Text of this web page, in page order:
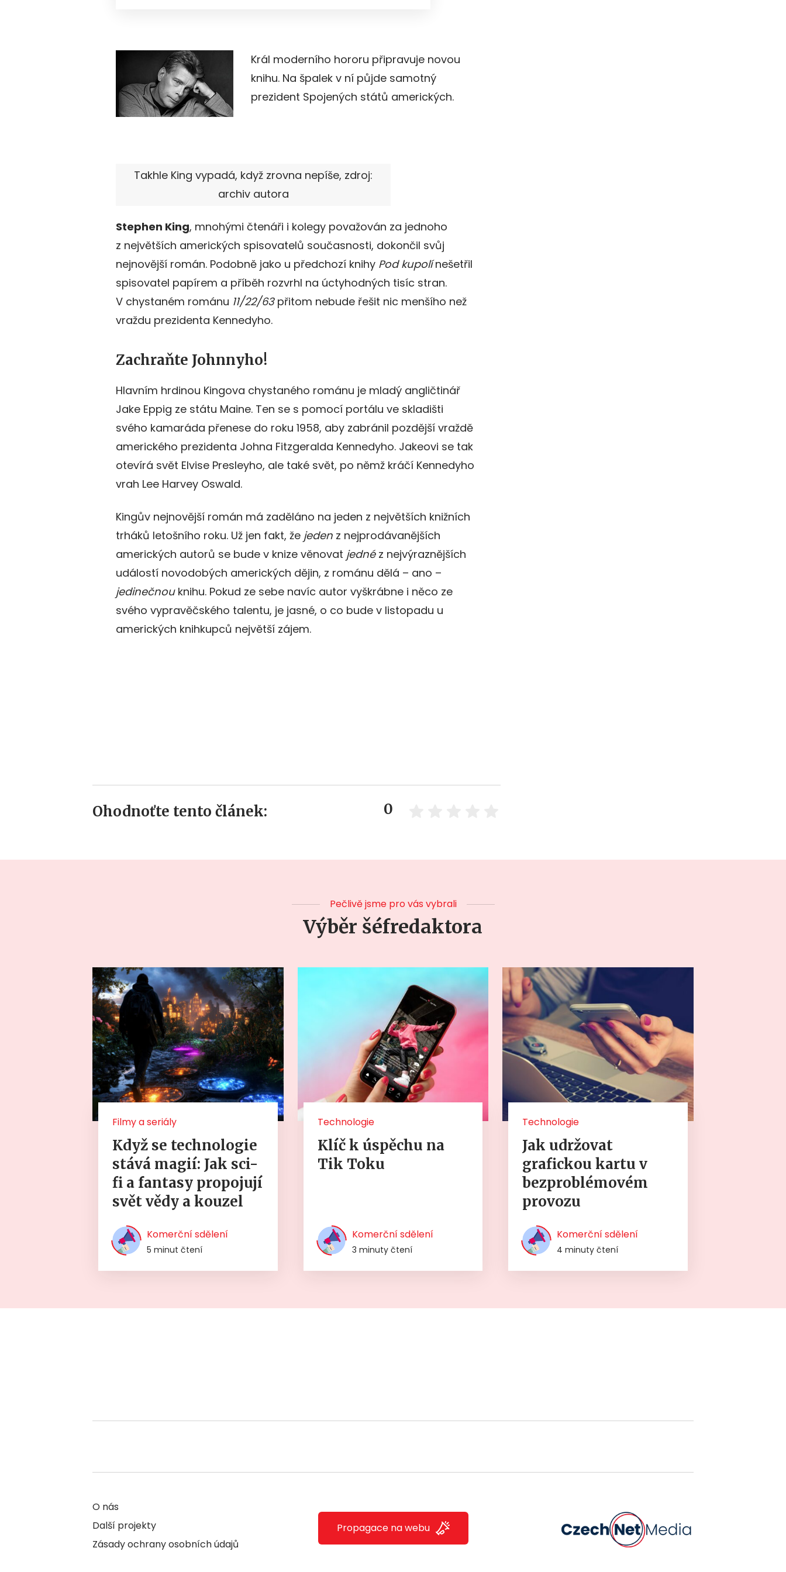
Král moderního hororu připravuje novou
knihu. Na špalek v ní půjde samotný
prezident Spojených států amerických.
Takhle King vypadá, když zrovna nepíše, zdroj:
archiv autora
Stephen King, mnohými čtenáři i kolegy považován za jednoho
z největších amerických spisovatelů současnosti, dokončil svůj
nejnovější román. Podobně jako u předchozí knihy Pod kupolínešetřil
spisovatel papírem a příběh rozvrhl na úctyhodných tisíc stran.
V chystaném románu 11/22/63přitom nebude řešit nic menšího než
vraždu prezidenta Kennedyho.
Zachraňte Johnnyho!
Hlavním hrdinou Kingova chystaného románu je mladý angličtinář
Jake Eppig ze státu Maine. Ten se s pomocí portálu ve skladišti
svého kamaráda přenese do roku 1958, aby zabránil pozdější vraždě
amerického prezidenta Johna Fitzgeralda Kennedyho. Jakeovi se tak
otevírá svět Elvise Presleyho, ale také svět, po němž kráčí Kennedyho
vrah Lee Harvey Oswald.
Kingův nejnovější román má zaděláno na jeden z největších knižních
trháků letošního roku. Už jen fakt, že jeden z nejprodávanějších
amerických autorů se bude v knize věnovat jednéz nejvýraznějších
událostí novodobých amerických dějin, z románu dělá – ano –
jedinečnouknihu. Pokud ze sebe navíc autor vyškrábne i něco ze
svého vypravěčského talentu, je jasné, o co bude v listopadu u
amerických knihkupců největší zájem.
Ohodnoťte tento článek: 0
Pečlivě jsme pro vás vybrali
Výběr šéfredaktora
Filmy a seriály
Když se technologie
stává magií: Jak sci-
fi a fantasy propojují
svět vědy a kouzel
Komerční sdělení
5 minut čtení
Technologie
Klíč k úspěchu na
Tik Toku
Komerční sdělení
3 minuty čtení
Technologie
Jak udržovat
grafickou kartu v
bezproblémovém
provozu
Komerční sdělení
4 minuty čtení
O nás
Další projekty
Zásady ochrany osobních údajů
Propagace na webu